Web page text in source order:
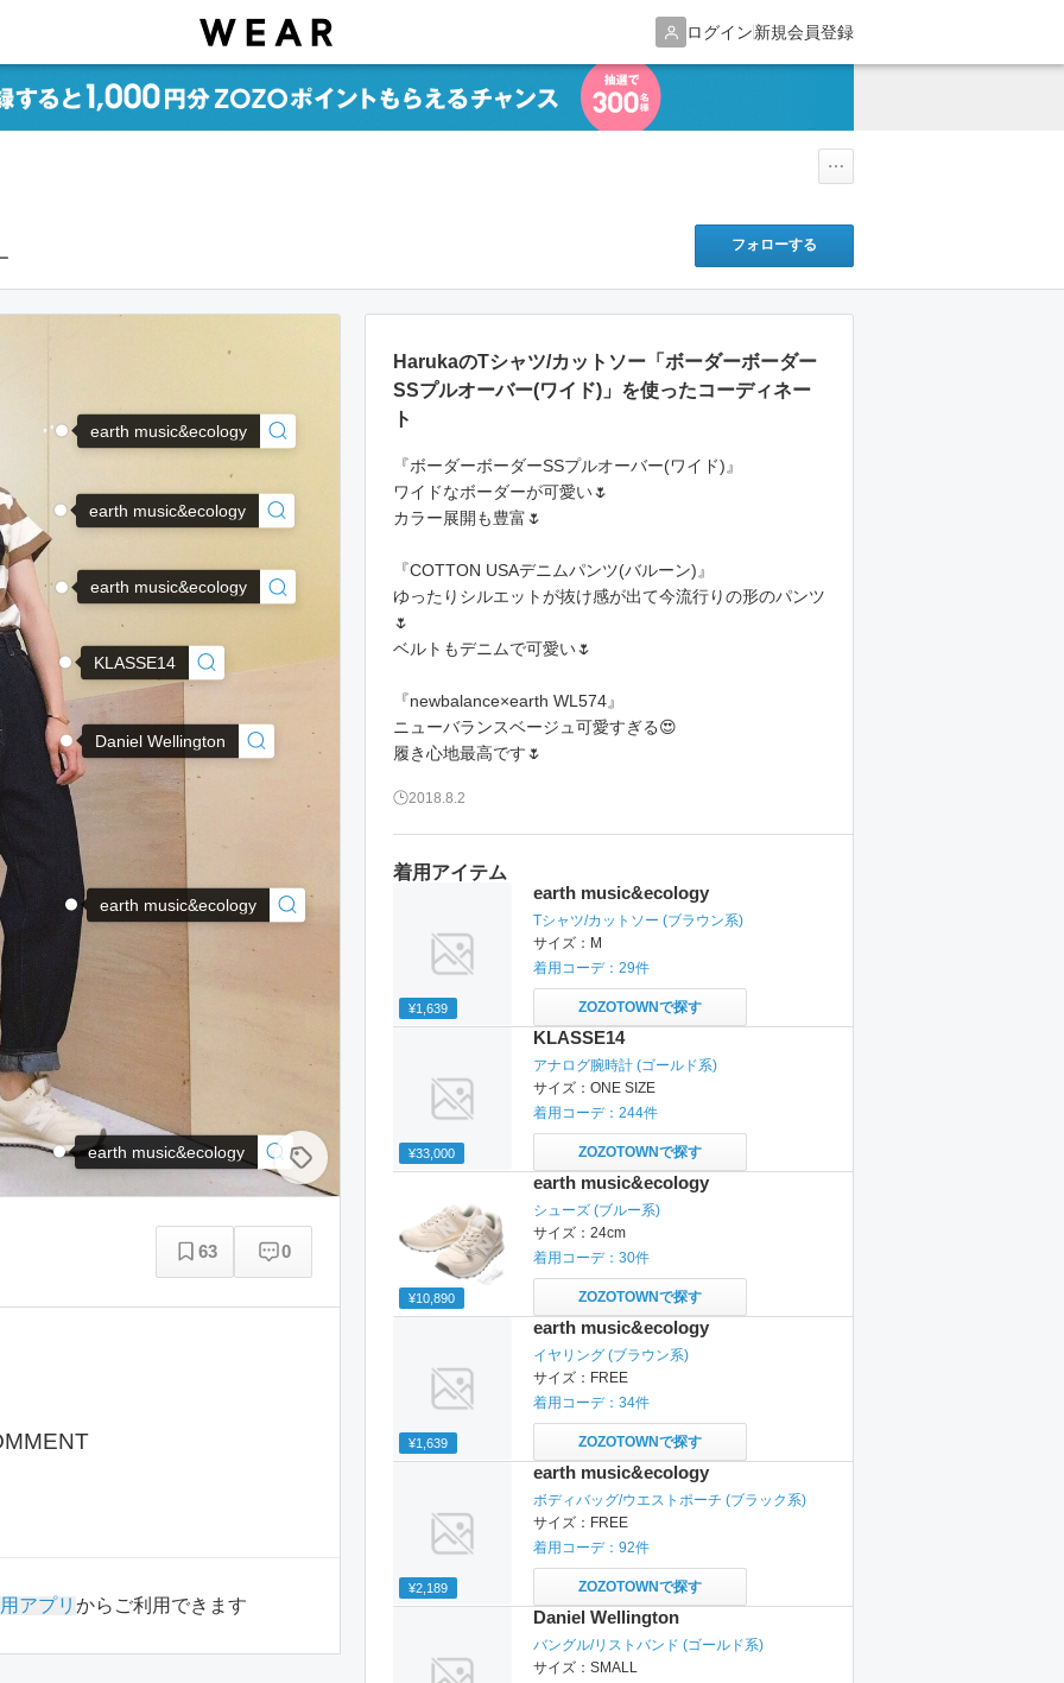
ログイン新規会員登録
フォローする
earth music&ecology
KLASSE14
earth music&ecology
earth music&ecology
earth music&ecology
Daniel Wellington
earth music&ecology
63 0
アプリ からご利用できます
着用アイテム
¥1,639
earth music&ecology
Tシャツ/カットソー (ブラウン系)
サイズ： M
着用コーデ： 29件
ZOZOTOWNで探す
¥33,000
KLASSE14
アナログ腕時計 (ゴールド系)
サイズ： ONE SIZE
着用コーデ： 244件
ZOZOTOWNで探す
¥10,890
earth music&ecology
シューズ (ブルー系)
サイズ： 24cm
着用コーデ： 30件
ZOZOTOWNで探す
¥1,639
earth music&ecology
イヤリング (ブラウン系)
サイズ： FREE
着用コーデ： 34件
ZOZOTOWNで探す
¥2,189
earth music&ecology
ボディバッグ/ウエストポーチ (ブラック系)
サイズ： FREE
着用コーデ： 92件
ZOZOTOWNで探す
Daniel Wellington
バングル/リストバンド (ゴールド系)
サイズ： SMALL
HarukaのTシャツ/カットソー「ボーダーボーダー
SSプルオーバー(ワイド)」を使ったコーディネー
ト
『ボーダーボーダーSSプルオーバー(ワイド)』
ワイドなボーダーが可愛い🌷
カラー展開も豊富🌷
『COTTON USAデニムパンツ(バルーン)』
ゆったりシルエットが抜け感が出て今流行りの形のパンツ
🌷
ベルトもデニムで可愛い🌷
『newbalance×earth WL574』
ニューバランスベージュ可愛すぎる😍
履き心地最高です🌷
2018.8.2